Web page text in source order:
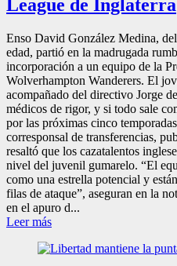
League de Inglaterra
Enso David González Medina,
edad, partió en la madrugada
incorporación a un equipo de la
Wolverhampton Wanderers. El
acompañado del directivo Jorge
médicos de rigor, y si todo sale
por las próximas cinco
corresponsal de transferencias,
resaltó que los cazatalentos
nivel del juvenil gumarelo. “El
como una estrella potencial y
filas de ataque”, aseguran en la
en el apuro d...
Leer más